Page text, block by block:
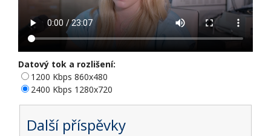
Datový tok a rozlišení:
1200 Kbps 860x480
2400 Kbps 1280x720
Další příspěvky